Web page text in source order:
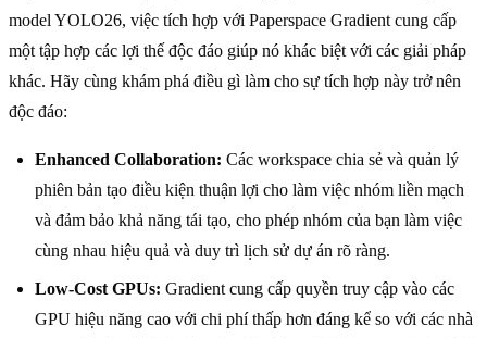
model YOLO26, việc tích hợp với Paperspace Gradient cung cấp
một tập hợp các lợi thế độc đáo giúp nó khác biệt với các giải pháp
khác. Hãy cùng khám phá điều gì làm cho sự tích hợp này trở nên
độc đáo:
Enhanced Collaboration: Các workspace chia sẻ và quản lý
phiên bản tạo điều kiện thuận lợi cho làm việc nhóm liền mạch
và đảm bảo khả năng tái tạo, cho phép nhóm của bạn làm việc
cùng nhau hiệu quả và duy trì lịch sử dự án rõ ràng.
Low-Cost GPUs: Gradient cung cấp quyền truy cập vào các
GPU hiệu năng cao với chi phí thấp hơn đáng kể so với các nhà